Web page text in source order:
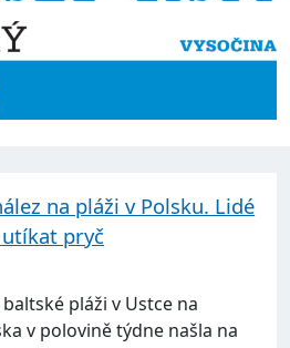
na pláži v Polsku. Lidé
pryč
pláži v Ustce na
v polovině týdne našla na